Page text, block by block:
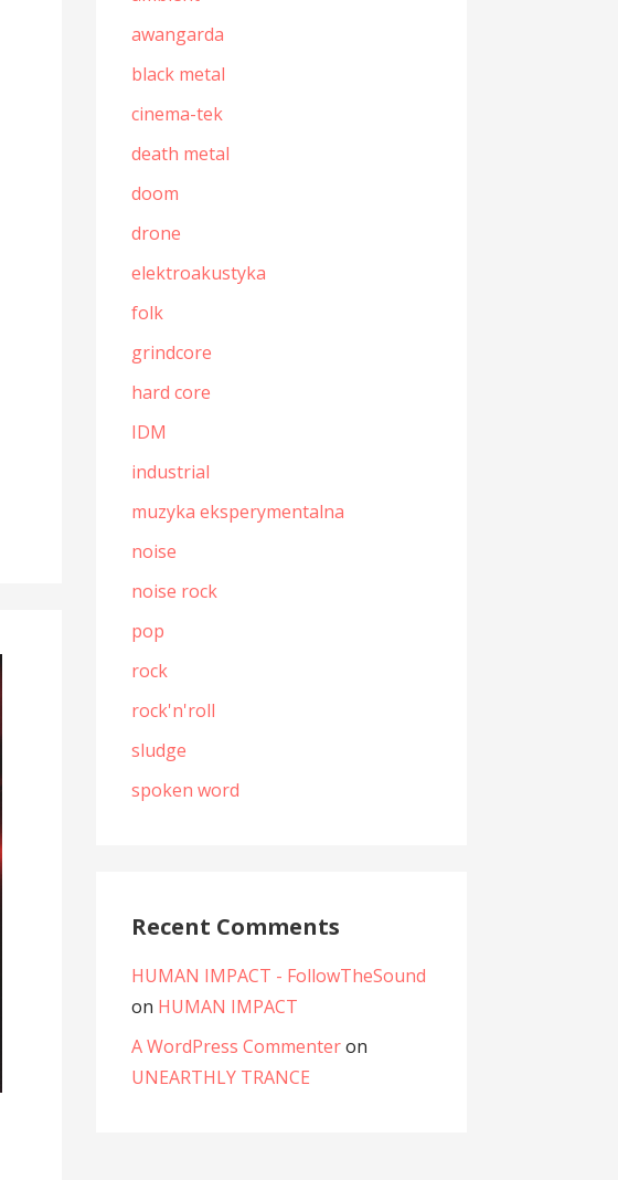
awangarda
black metal
cinema-tek
death metal
doom
drone
elektroakustyka
folk
grindcore
hard core
IDM
industrial
muzyka eksperymentalna
noise
noise rock
pop
rock
rock'n'roll
sludge
spoken word
Recent Comments
HUMAN IMPACT - FollowTheSound
on HUMAN IMPACT
A WordPress Commenteron
UNEARTHLY TRANCE